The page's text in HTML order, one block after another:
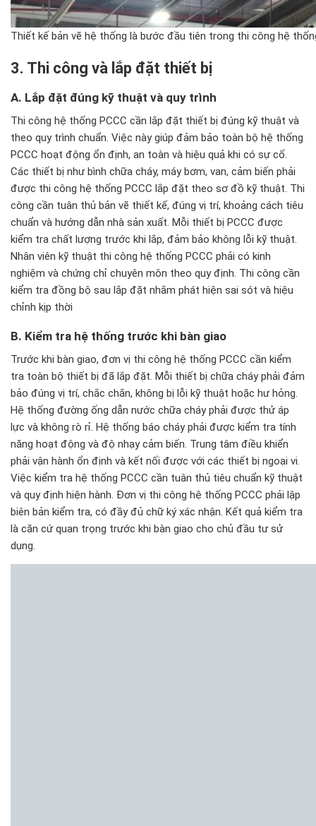
Thiết kế bản vẽ hệ thống là bước đầu tiên trong thi công hệ
3. Thi công và l ắp đặt thiết bị
A. Lắp đặt đúng kỹ thuật và quy trình
Thi công hệ thống PCCC cần lắp đặt thiết bị đúng kỹ thuật và
theo quy trình chuẩn. Việc này giúp đảm bảo toàn bộ hệ thống
PCCC hoạt động ổn định, an toàn và hiệu quả khi có sự cố.
Các thiết bị như bình chữa cháy, máy bơm, van, cảm biến phải
được thi công hệ thống PCCC lắp đặt theo sơ đồ kỹ thuật. Thi
công cần tuân thủ bản vẽ thiết kế, đúng vị trí, khoảng cách tiêu
chuẩn và hướng dẫn nhà sản xuất. Mỗi thiết bị PCCC được
kiểm tra chất lượng trước khi lắp, đảm bảo không lỗi kỹ thuật.
Nhân viên kỹ thuật thi công hệ thống PCCC phải có kinh
nghiệm và chứng chỉ chuyên môn theo quy định. Thi công cần
kiểm tra đồng bộ sau lắp đặt nhằm phát hiện sai sót và hiệu
chỉnh kịp thời
B. Kiểm tra hệ thống trước khi bàn giao
Trước khi bàn giao, đơn vị thi công hệ thống PCCC cần kiểm
tra toàn bộ thiết bị đã lắp đặt. Mỗi thiết bị chữa cháy phải đảm
bảo đúng vị trí, chắc chắn, không bị lỗi kỹ thuật hoặc hư hỏng.
Hệ thống đường ống dẫn nước chữa cháy phải được thử áp
lực và không rò rỉ. Hệ thống báo cháy phải được kiểm tra tính
năng hoạt động và độ nhạy cảm biến. Trung tâm điều khiển
phải vận hành ổn định và kết nối được với các thiết bị ngoại vi.
Việc kiểm tra hệ thống PCCC cần tuân thủ tiêu chuẩn kỹ thuật
và quy định hiện hành. Đơn vị thi công hệ thống PCCC phải lập
biên bản kiểm tra, có đầy đủ chữ ký xác nhận. Kết quả kiểm tra
là căn cứ quan trọng trước khi bàn giao cho chủ đầu tư sử
dụng.